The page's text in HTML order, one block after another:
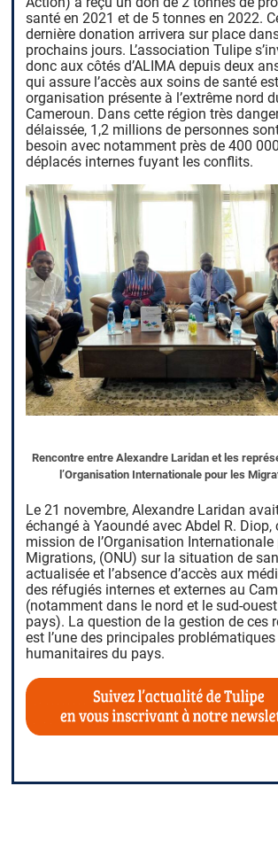
santé en 2021 et de 5 tonnes en 2022.
dernière donation arrivera sur place
prochains jours. L’association Tulipe
donc aux côtés d’ALIMA depuis deux
qui assure l’accès aux soins de santé
organisation présente à l’extrême nord
Cameroun. Dans cette région très
délaissée, 1,2 millions de personnes
besoin avec notamment près de 400 000
déplacés internes fuyant les conflits.
Rencontre entre Alexandre Laridan et les
l’Organisation Internationale pour les
Le 21 novembre, Alexandre Laridan
échangé à Yaoundé avec Abdel R. Diop,
mission de l’Organisation Internationale
Migrations, (ONU) sur la situation de
actualisée et l’absence d’accès aux
des réfugiés internes et externes au
(notamment dans le nord et le sud-
pays). La question de la gestion de ces
est l’une des principales problématiques
humanitaires du pays.